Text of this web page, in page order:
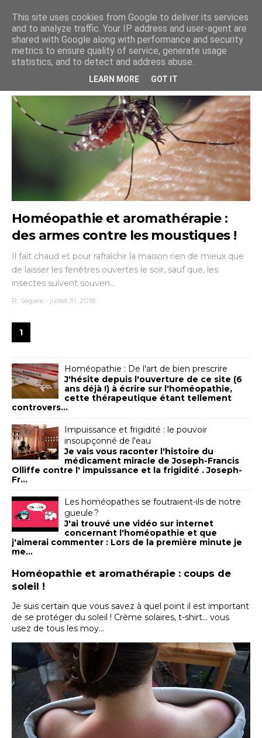
Site Homéo Aroma Phyto
Homéopathie et aromathérapie :
des armes contre les moustiques !
Il fait chaud et pour rafraîchir la maison rien de mieux que
de laisser les fenêtres ouvertes le soir, sauf que, les
insectes suivent souven...
R. Segare - juillet 31, 2018
1
Homéopathie : De l'art de bien prescrire
J'hésite depuis l'ouverture de ce site (6
ans déjà !) à écrire sur l'homéopathie,
cette thérapeutique étant tellement
controvers...
Impuissance et frigidité : le pouvoir
insoupçonné de l'eau
Je vais vous raconter l'histoire du
médicament miracle de Joseph-Francis
Olliffe contre l' impuissance et la frigidité . Joseph-
Fr...
Les homéopathes se foutraient-ils de notre
gueule ?
J'ai trouvé une vidéo sur internet
concernant l'homéopathie et que
j'aimerai commenter : Lors de la première minute je
me...
Homéopathie et aromathérapie : coups de
soleil !
Je suis certain que vous savez à quel point il est important
de se protéger du soleil ! Crème solaires, t-shirt... vous
usez de tous les moy...
This site uses cookies from Google to deliver its services
and to analyze traffic. Your IP address and user-agent are
shared with Google along with performance and security
metrics to ensure quality of service, generate usage
statistics, and to detect and address abuse.
LEARN MORE GOT IT